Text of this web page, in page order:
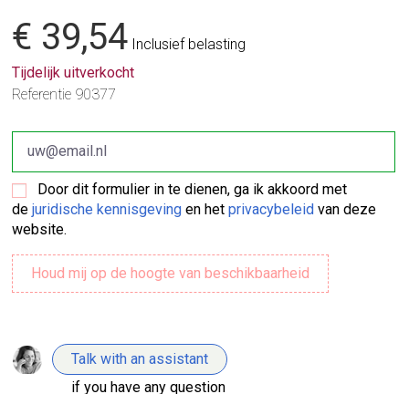
€ 39,54 Inclusief belasting
Tijdelijk uitverkocht
Referentie 90377
Door dit formulier in te dienen, ga ik akkoord met
dejuridische kennisgeving en hetprivacybeleid van deze
website.
Talk with an assistant
if you have any question